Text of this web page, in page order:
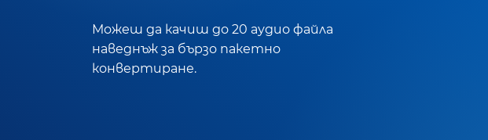
Можеш да качиш до 20 аудио файла
наведнъж за бързо пакетно
конвертиране.